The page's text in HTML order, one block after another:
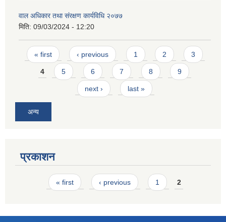
वाल अधिकार तथा संरक्षण कार्यविधि २०७७
मिति: 09/03/2024 - 12:20
Pages
« first ‹ previous 1 2 3
4 5 6 7 8 9
next › last »
अन्य
प्रकाशन
Pages« first ‹ previous 1 2